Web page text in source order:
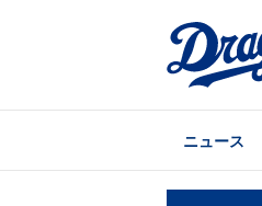
ニュース